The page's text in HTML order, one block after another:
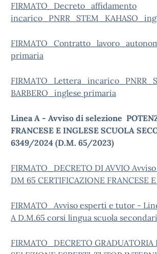
FIRMATO_Decreto_affidamento
primaria
BARBERO_inglese primaria
Linea A - Avviso di selezione
FRANCESE E INGLESE SCUOLA
6349/2024 (D.M. 65/2023)
FIRMATO_DECRETO DI AVVIO
DM 65 CERTIFICAZIONE FRANCESE
FIRMATO_Avviso esperti e tutor -
A D.M.65 corsi lingua scuola
FIRMATO_DECRETO GRADUATORIA